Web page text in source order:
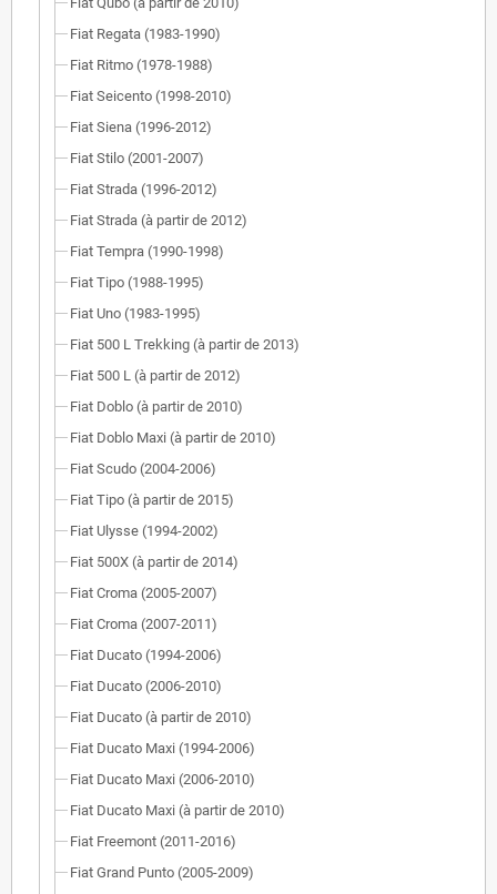
Fiat Regata (1983-1990)
Fiat Ritmo (1978-1988)
Fiat Seicento (1998-2010)
Fiat Siena (1996-2012)
Fiat Stilo (2001-2007)
Fiat Strada (1996-2012)
Fiat Strada (à partir de 2012)
Fiat Tempra (1990-1998)
Fiat Tipo (1988-1995)
Fiat Uno (1983-1995)
Fiat 500 L Trekking (à partir de 2013)
Fiat 500 L (à partir de 2012)
Fiat Doblo (à partir de 2010)
Fiat Doblo Maxi (à partir de 2010)
Fiat Scudo (2004-2006)
Fiat Tipo (à partir de 2015)
Fiat Ulysse (1994-2002)
Fiat 500X (à partir de 2014)
Fiat Croma (2005-2007)
Fiat Croma (2007-2011)
Fiat Ducato (1994-2006)
Fiat Ducato (2006-2010)
Fiat Ducato (à partir de 2010)
Fiat Ducato Maxi (1994-2006)
Fiat Ducato Maxi (2006-2010)
Fiat Ducato Maxi (à partir de 2010)
Fiat Freemont (2011-2016)
Fiat Grand Punto (2005-2009)